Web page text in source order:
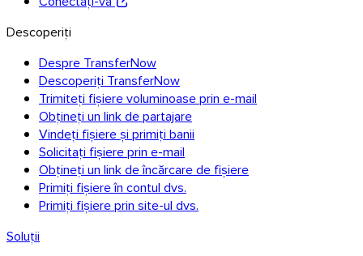
Descoperiți
Despre TransferNow
Descoperiți TransferNow
Trimiteți fișiere voluminoase prin e-mail
Obțineți un link de partajare
Vindeți fișiere și primiți banii
Solicitați fișiere prin e-mail
Obțineți un link de încărcare de fișiere
Primiți fișiere în contul dvs.
Primiți fișiere prin site-ul dvs.
Soluții